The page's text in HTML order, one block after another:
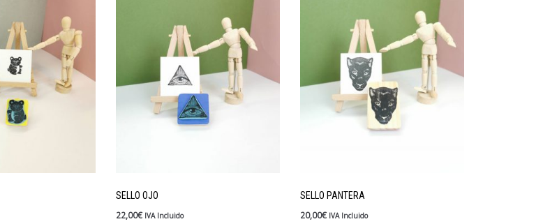
SELLO OJO
22,00€ IVA Incluido
SELLO PANTERA
20,00€ IVA Incluido